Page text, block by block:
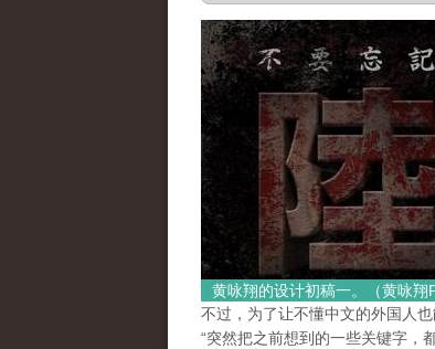
黄咏翔的设计初稿一。（黄咏翔
不过，为了让不懂中文的外国人
“突然把之前想到的一些关键字，